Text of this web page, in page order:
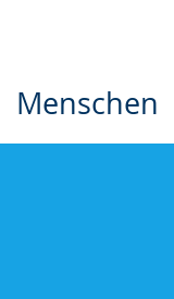
Menschen